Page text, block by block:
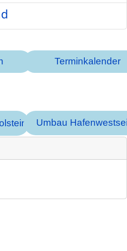
Terminkalender
Umbau